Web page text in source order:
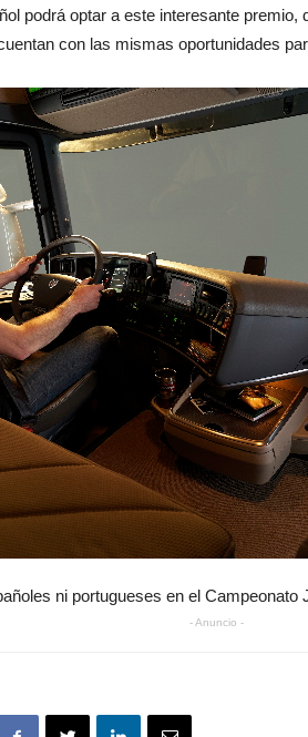
podrá optar a este interesante premio,
con las mismas oportunidades
ni portugueses en el Campeonato
- Anuncio -